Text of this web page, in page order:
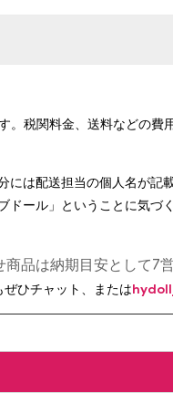
。税関料金、送料などの費
には配送担当の個人名が
ール」ということに気づ
品は納期目安として7
ひチャット、または